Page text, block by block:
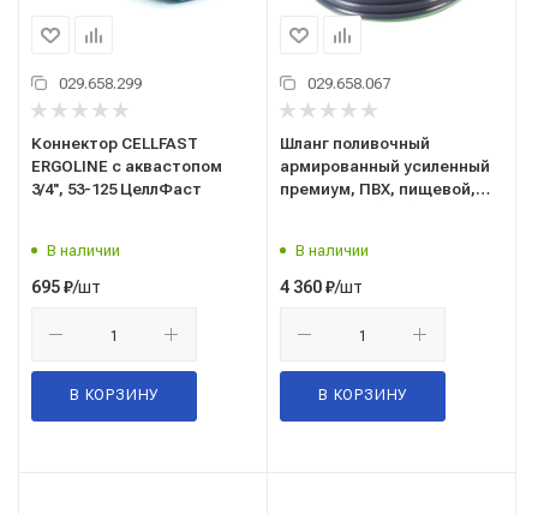
029.658.299
Коннектор CELLFAST
ERGOLINE с аквастопом
3/4'', 53-125 ЦеллФаст
В наличии
695₽/шт
В КОРЗИНУ
029.658.067
Шланг поливочный
армированный усиленный
премиум, ПВХ, пищевой,
В наличии
4 360₽/шт
В КОРЗИНУ